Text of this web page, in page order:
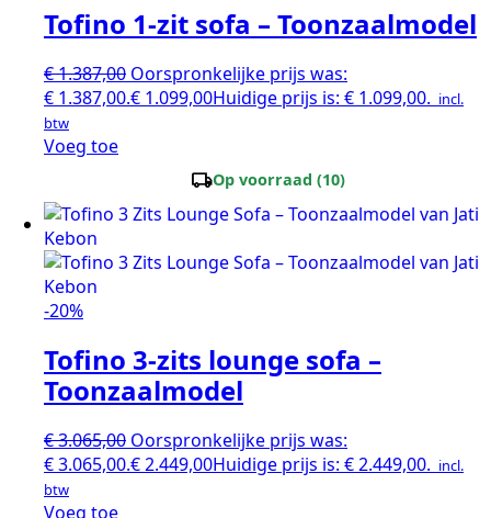
Tofino 1-zit sofa – Toonzaalmodel
€1.387,00 Oorspronkelijke prijs was:
€ 1.387,00.€ 1.099,00Huidige prijs is: € 1.099,00. incl.
btw
Voeg toe
local_shippingOp voorraad (10)
-20%
Tofino 3-zits lounge sofa –
Toonzaalmodel
€3.065,00 Oorspronkelijke prijs was:
€ 3.065,00.€2.449,00Huidige prijs is: € 2.449,00. incl.
btw
Voeg toe